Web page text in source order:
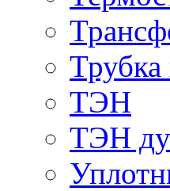
Трубка
ТЭН
ТЭН